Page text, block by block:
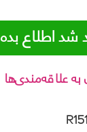
اطلاع بده
به علاقه‌مندی‌ها